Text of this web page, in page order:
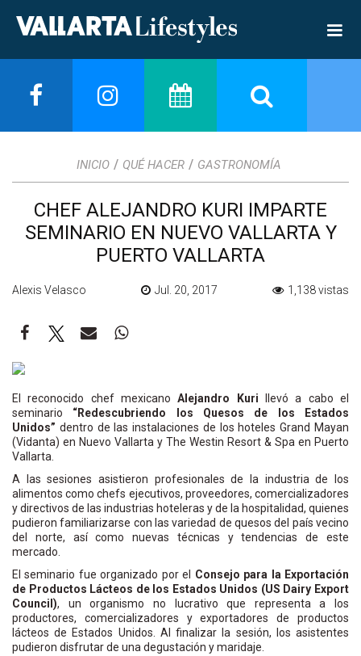
INICIO / QUÉ HACER / GASTRONOMÍA
CHEF ALEJANDRO KURI IMPARTE
SEMINARIO EN NUEVO VALLARTA Y
PUERTO VALLARTA
Alexis Velasco Jul. 20, 2017 1,138 vistas
El reconocido chef mexicanoAlejandro Kuri llevó a cabo el
seminario “Redescubriendo los Quesos de los Estados
Unidos” dentro de las instalaciones de los hoteles Grand Mayan
(Vidanta) en Nuevo Vallarta y The Westin Resort & Spa en Puerto
Vallarta.
A las sesiones asistieron profesionales de la industria de los
alimentos como chefs ejecutivos, proveedores, comercializadores
y directivos de las industrias hoteleras y de la hospitalidad, quienes
pudieron familiarizarse con las variedad de quesos del país vecino
del norte, así como nuevas técnicas y tendencias de este
mercado.
El seminario fue organizado por el Consejo para la Exportación
de Productos Lácteos de los Estados Unidos (US Dairy Export
Council), un organismo no lucrativo que representa a los
productores, comercializadores y exportadores de productos
lácteos de Estados Unidos. Al finalizar la sesión, los asistentes
pudieron disfrutar de una degustación y maridaje.